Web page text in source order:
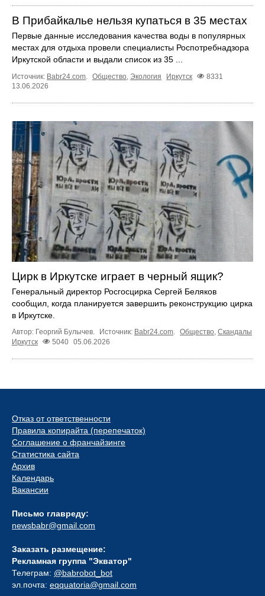
В Прибайкалье нельзя купаться в 35 местах
Первые данные исследования качества воды в популярных
местах для отдыха провели специалисты Роспотребнадзора
Иркутской области и выдали список из 35 ...
Источник: Babr24.com. Общество, Экология Иркутск
8331
13.06.2026
Цирк в Иркутске играет в черный ящик?
Генеральный директор Росгосцирка Сергей Беляков
сообщил, когда планируется завершить реконструкцию цирка
в Иркутске.
Автор: Георгий Булычев. Источник: Babr24.com. Общество, Скандалы
Иркутск
5040 05.06.2026
Отказ от ответственности
Правила копирайта (перепечаток)
Соглашение о франчайзинге
Статистика сайта
Архив
Календарь
Вакансии
Письмо главреду:
newsbabr@gmail.com
Заказать размещение:
Рекламная группа "Экватор"
Телеграм: @babrobot_bot
эл.почта: eqquatoria@gmail.com